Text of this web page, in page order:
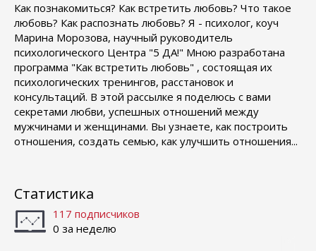
Как познакомиться? Как встретить любовь? Что такое
любовь? Как распознать любовь? Я - психолог, коуч
Марина Морозова, научный руководитель
психологического Центра "5 ДА!" Мною разработана
программа "Как встретить любовь" , состоящая их
психологических тренингов, расстановок и
консультаций. В этой рассылке я поделюсь с вами
секретами любви, успешных отношений между
мужчинами и женщинами. Вы узнаете, как построить
отношения, создать семью, как улучшить отношения...
Статистика
117 подписчиков
0 за неделю